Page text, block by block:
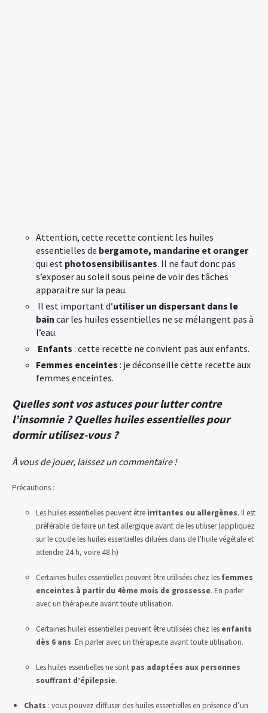
Attention, cette recette contient les huiles
essentielles de bergamote, mandarine et oranger
qui est photosensibilisantes. Il ne faut donc pas
s’exposer au soleil sous peine de voir des tâches
apparaitre sur la peau.
Il est important d’utiliser un dispersant dans le
bain car les huiles essentielles ne se mélangent pas à
l’eau.
Enfants : cette recette ne convient pas aux enfants.
Femmes enceintes : je déconseille cette recette aux
femmes enceintes.
Quelles sont vos astuces pour lutter contre
l’insomnie ? Quelles huiles essentielles pour
dormir utilisez-vous ?
À vous de jouer, laissez un commentaire !
Précautions :
Les huiles essentielles peuvent être irritantes ou allergènes. Il est
préférable de faire un test allergique avant de les utiliser (appliquez
sur le coude les huiles essentielles diluées dans de l’huile végétale et
attendre 24 h, voire 48 h)
Certaines huiles essentielles peuvent être utilisées chez les femmes
enceintes à partir du 4ème mois de grossesse. En parler
avec un thérapeute avant toute utilisation.
Certaines huiles essentielles peuvent être utilisées chez les enfants
dès 6 ans. En parler avec un thérapeute avant toute utilisation.
Les huiles essentielles ne sont pas adaptées aux personnes
souffrant d’épilepsie.
Chats : vous pouvez diffuser des huiles essentielles en présence d’un